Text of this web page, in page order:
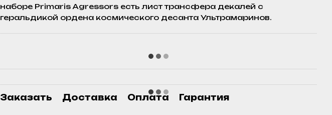
наборе Primaris Agressors есть лист трансфера декалей с
геральдикой ордена космического десанта Ультрамаринов.
Заказать Доставка Оплата Гарантия